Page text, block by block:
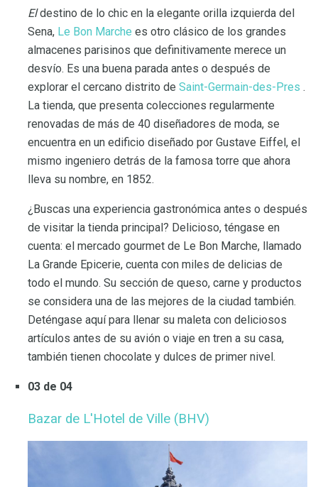
Eldestino de lo chic en la elegante orilla izquierda del
Sena, Le Bon Marche es otro clásico de los grandes
almacenes parisinos que definitivamente merece un
desvío. Es una buena parada antes o después de
explorar el cercano distrito de Saint-Germain-des-Pres .
La tienda, que presenta colecciones regularmente
renovadas de más de 40 diseñadores de moda, se
encuentra en un edificio diseñado por Gustave Eiffel, el
mismo ingeniero detrás de la famosa torre que ahora
lleva su nombre, en 1852.
¿Buscas una experiencia gastronómica antes o después
de visitar la tienda principal? Delicioso, téngase en
cuenta: el mercado gourmet de Le Bon Marche, llamado
La Grande Epicerie, cuenta con miles de delicias de
todo el mundo. Su sección de queso, carne y productos
se considera una de las mejores de la ciudad también.
Deténgase aquí para llenar su maleta con deliciosos
artículos antes de su avión o viaje en tren a su casa,
también tienen chocolate y dulces de primer nivel.
03 de 04
Bazar de L'Hotel de Ville (BHV)